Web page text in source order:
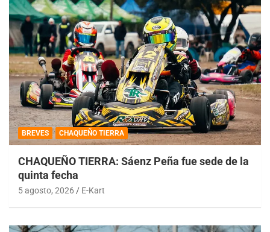
BREVES CHAQUEÑO TIERRA
CHAQUEÑO TIERRA: Sáenz Peña fue sede de la
quinta fecha
5 agosto, 2026 E-Kart